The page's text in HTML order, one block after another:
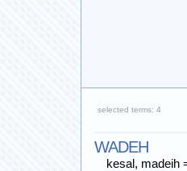
selected terms: 4
WADEH
kesal, madeih